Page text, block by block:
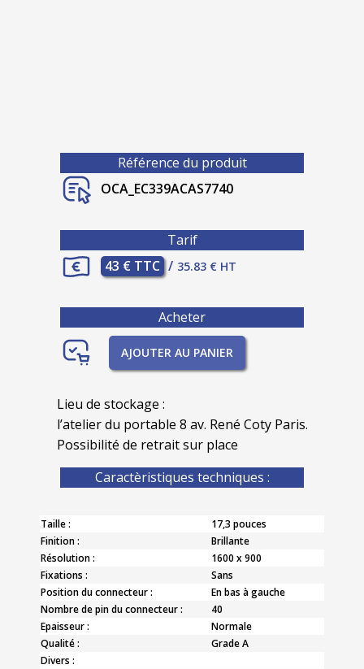
Référence du produit
OCA_EC339ACAS7740
Tarif
43 € TTC / 35.83 € HT
Acheter
AJOUTER AU PANIER
Lieu de stockage :
l’atelier du portable 8 av. René Coty Paris.
Possibilité de retrait sur place
Caractèristiques techniques :
Taille :
17,3 pouces
Finition :
Brillante
Résolution :
1600 x 900
Fixations :
Sans
Position du connecteur :
En bas à gauche
Nombre de pin du connecteur :
40
Epaisseur :
Normale
Qualité :
Grade A
Divers :